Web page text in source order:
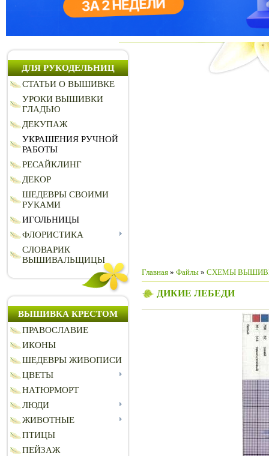
ДЛЯ РУКОДЕЛЬНИЦ
СТАТЬИ О ВЫШИВКЕ
УРОКИ ВЫШИВКИ
ГЛАДЬЮ
ДЕКУПАЖ
УКРАШЕНИЯ РУЧНОЙ
РАБОТЫ
РЕСАЙКЛИНГ
ДЕКОР
ШЕДЕВРЫ СВОИМИ
РУКАМИ
ИГОЛЬНИЦЫ
ФЛОРИСТИКА
СЛОВАРИК
ВЫШИВАЛЬЩИЦЫ
ВЫШИВКА КРЕСТОМ
ПРАВОСЛАВИЕ
ИКОНЫ
ШЕДЕВРЫ ЖИВОПИСИ
ЦВЕТЫ
НАТЮРМОРТ
ЛЮДИ
ЖИВОТНЫЕ
ПТИЦЫ
ПЕЙЗАЖ
Главная » Файлы » СХЕМЫ
ДИКИЕ ЛЕБЕДИ